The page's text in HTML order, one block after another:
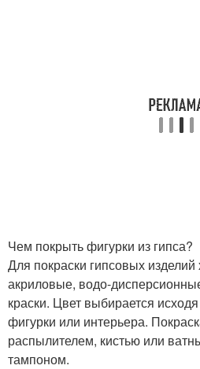
Чем покрыть фигурки из гипса?
Для покраски гипсовых
акриловые, водо-
краски. Цвет выбирается
фигурки или интерьера.
распылителем, кистью или
тампоном.